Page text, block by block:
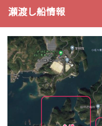
瀬渡し船情報